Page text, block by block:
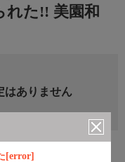
[error]
れた!! 美園和
はありません